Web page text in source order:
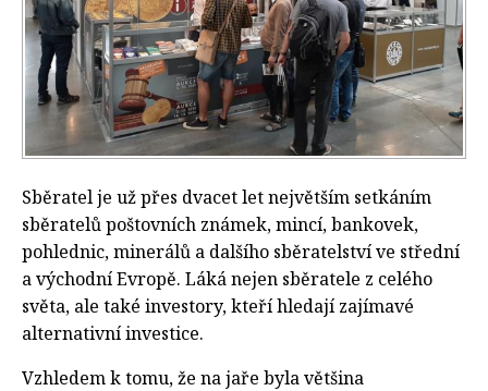
Sběratel je už přes dvacet let největším setkáním
sběratelů poštovních známek, mincí, bankovek,
pohlednic, minerálů a dalšího sběratelství ve střední
a východní Evropě. Láká nejen sběratele z celého
světa, ale také investory, kteří hledají zajímavé
alternativní investice.
Vzhledem k tomu, že na jaře byla většina